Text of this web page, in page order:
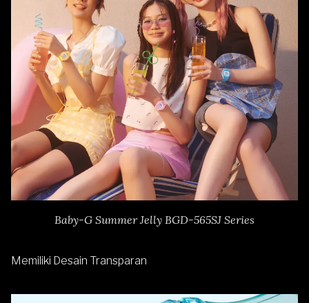
Baby-G Summer Jelly BGD-565SJ Series
Memiliki Desain Transparan